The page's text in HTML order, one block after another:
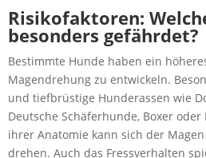
Risikofaktoren:
besonders gefährdet?
Bestimmte Hunde haben ein
Magendrehung zu entwickeln.
und tiefbrüstige Hunderassen wie
Deutsche Schäferhunde, Boxer
ihrer Anatomie kann sich der
drehen. Auch das Fressverhalten